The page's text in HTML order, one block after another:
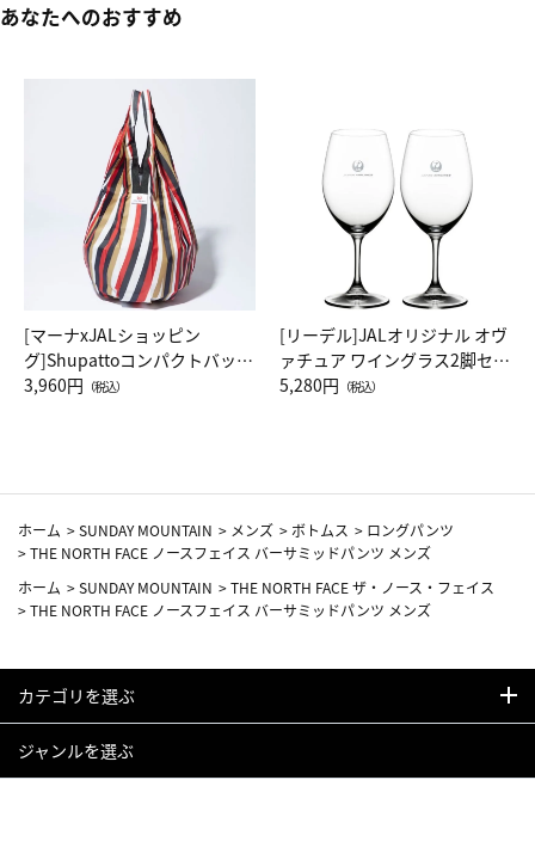
あなたへのおすすめ
[マーナxJALショッピン
グ]Shupattoコンパクトバッグ
Drop JAL客室乗務員（LC）ス
3,960円 （税込）
[リーデル]JALオリジナル オヴ
ァチュア ワイングラス2脚セッ
ト（レッドワイン）
5,280円 （税込）
ホーム >SUNDAY MOUNTAIN > メンズ > ボトムス > ロングパンツ
>THE NORTH FACE ノースフェイス バーサミッドパンツ メンズ
ホーム >SUNDAY MOUNTAIN >THE NORTH FACE ザ・ノース・フェイス
>THE NORTH FACE ノースフェイス バーサミッドパンツ メンズ
カテゴリを選ぶ
ジャンルを選ぶ